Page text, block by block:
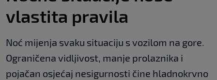
vlastita pravila
Noć mijenja svaku situaciju s vozilom na gore.
Ograničena vidljivost, manje prolaznika i
pojačan osjećaj nesigurnosti čine hladnokrvno